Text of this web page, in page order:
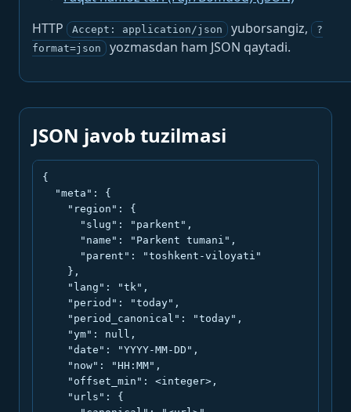
HTTP
Accept: application/json yuborsangiz,
?
format=json
yozmasdan ham JSON qaytadi.
JSON javob tuzilmasi
{
  "meta": {
    "region": {
      "slug": "parkent",
      "name": "Parkent tumani",
      "parent": "toshkent-viloyati"
    },
    "lang": "tk",
    "period": "today",
    "period_canonical": "today",
    "ym": null,
    "date": "YYYY-MM-DD",
    "now": "HH:MM",
    "offset_min": <integer>,
    "urls": {